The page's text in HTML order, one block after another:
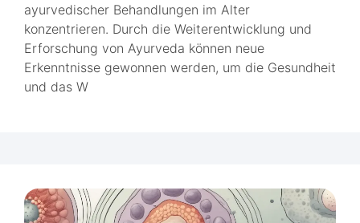
ayurvedischer Behandlungen im Alter
konzentrieren. Durch die Weiterentwicklung und
Erforschung von Ayurveda können neue
Erkenntnisse gewonnen werden, um die Gesundheit
und das W